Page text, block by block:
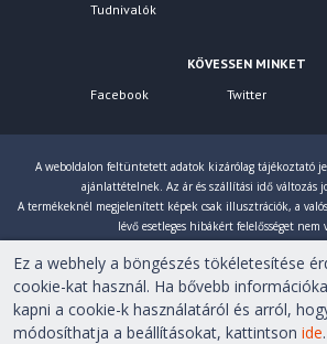
Tudnivalók
KÖVESSEN MINKET
Facebook
Twitter
A weboldalon feltüntetett adatok kizárólag tájékoztató
ajánlattételnek. Az ár és szállítási idő változás
A termékeknél megjelenített képek csak illusztrációk, a
lévő esetleges hibákért felelősséget
számoljuk!
Copyright © 2007-2026 First Computer Kft. Minden
fenntartva!
Ez a webhely a böngészés tökéletesítése
cookie-kat használ. Ha bővebb
kapni a cookie-k használatáról és arról,
módosíthatja a beállításokat, kattintsonide.